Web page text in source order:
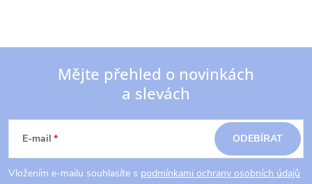
p
Mějte přehled o novinkách
a slevách
E-mail
Vložením e-mailu souhlasíte s podmínkami ochrany osobních údajů
ODEBÍRAT